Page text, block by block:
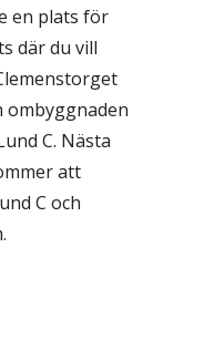
en plats för
där du vill
ombyggnaden
C. Nästa
att
C och